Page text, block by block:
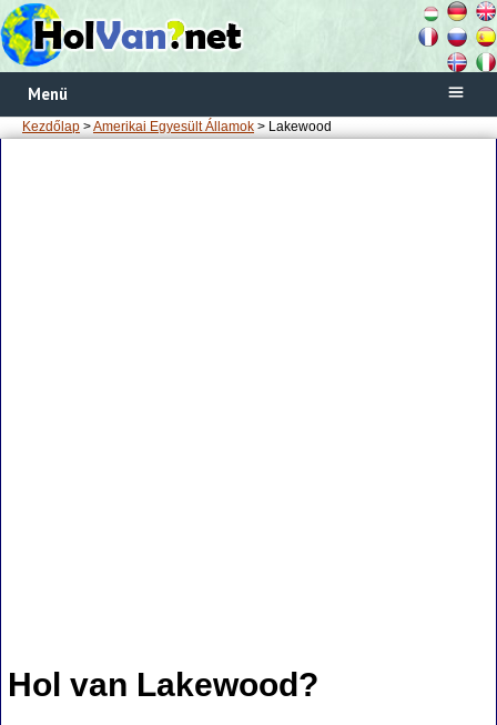
Menü
Kezdőlap >Amerikai Egyesült Államok > Lakewood
Hol van Lakewood?